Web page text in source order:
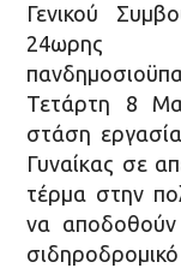
Γενικού
Τετάρτη 8
στάση
Γυναίκας σε
τέρμα στην
να αποδοθούν